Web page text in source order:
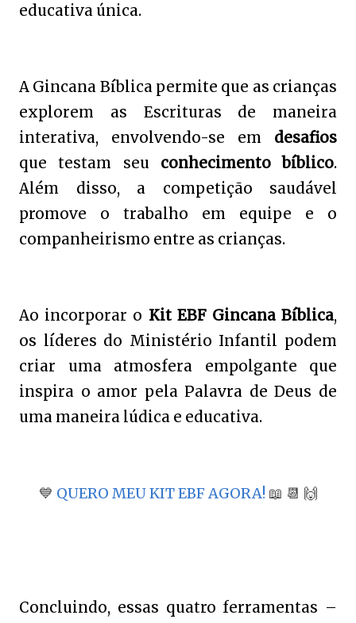
educativa única.
A Gincana Bíblica permite que as crianças
explorem as Escrituras de maneira
interativa, envolvendo-se em desafios
que testam seu conhecimento bíblico.
Além disso, a competição saudável
promove o trabalho em equipe e o
companheirismo entre as crianças.
Ao incorporar o Kit EBF Gincana Bíblica,
os líderes do Ministério Infantil podem
criar uma atmosfera empolgante que
inspira o amor pela Palavra de Deus de
uma maneira lúdica e educativa.
💙 QUERO MEU KIT EBF AGORA! 📖 📆 🙌
Concluindo, essas quatro ferramentas –